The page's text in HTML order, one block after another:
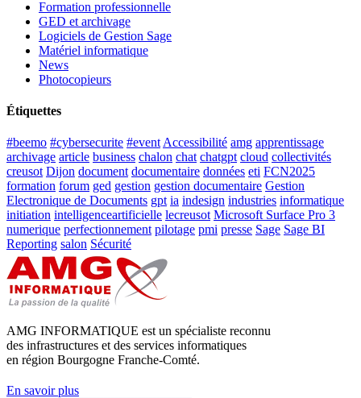
Formation professionnelle
GED et archivage
Logiciels de Gestion Sage
Matériel informatique
News
Photocopieurs
Étiquettes
#beemo #cybersecurite #event Accessibilité amg apprentissage
archivage article business chalon chat chatgpt cloud collectivités
creusot Dijon document documentaire données eti FCN2025
formation forum ged gestion gestion documentaire Gestion
Electronique de Documents gpt ia indesign industries informatique
initiation intelligenceartificielle lecreusot Microsoft Surface Pro 3
numerique perfectionnement pilotage pmi presse Sage Sage BI
Reporting salon Sécurité
AMG INFORMATIQUE est un spécialiste reconnu
des infrastructures et des services informatiques
en région Bourgogne Franche-Comté.
En savoir plus